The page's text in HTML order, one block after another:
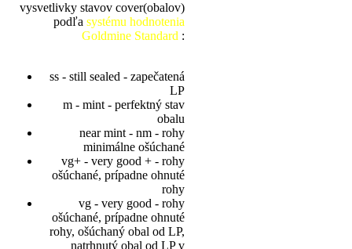
vysvetlivky stavov cover(obalov)
podľa systému hodnotenia
Goldmine Standard :
ss - still sealed - zapečatená
LP
m - mint - perfektný stav
obalu
near mint - nm - rohy
minimálne ošúchané
vg+ - very good + - rohy
ošúchané, prípadne ohnuté
rohy
vg - very good - rohy
ošúchané, prípadne ohnuté
rohy, ošúchaný obal od LP,
natrhnutý obal od LP v